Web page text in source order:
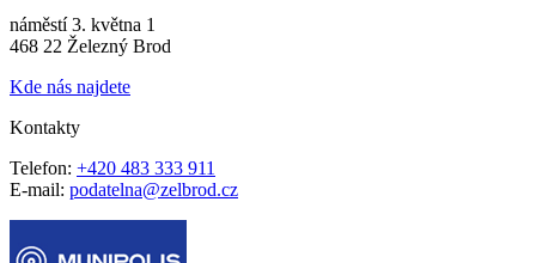
náměstí 3. května 1
468 22 Železný Brod
Kde nás najdete
Kontakty
Telefon: +420 483 333 911
E-mail: podatelna@zelbrod.cz